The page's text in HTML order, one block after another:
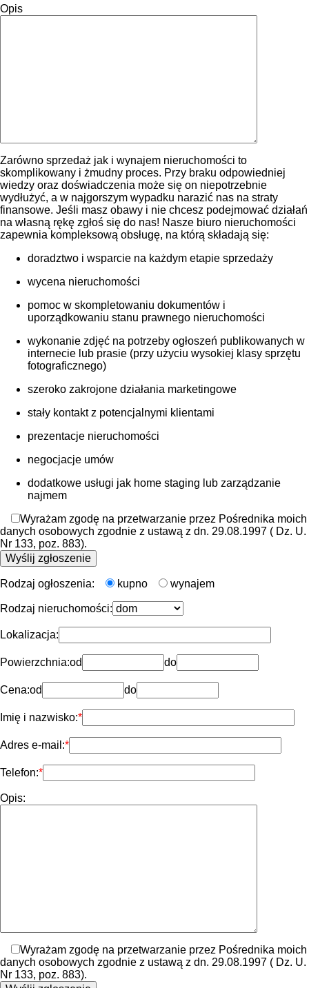
Opis
Zarówno sprzedaż jak i wynajem nieruchomości to
skomplikowany i żmudny proces. Przy braku odpowiedniej
wiedzy oraz doświadczenia może się on niepotrzebnie
wydłużyć, a w najgorszym wypadku narazić nas na straty
finansowe. Jeśli masz obawy i nie chcesz podejmować działań
na własną rękę zgłoś się do nas! Nasze biuro nieruchomości
zapewnia kompleksową obsługę, na którą składają się:
doradztwo i wsparcie na każdym etapie sprzedaży
wycena nieruchomości
pomoc w skompletowaniu dokumentów i
uporządkowaniu stanu prawnego nieruchomości
wykonanie zdjęć na potrzeby ogłoszeń publikowanych w
internecie lub prasie (przy użyciu wysokiej klasy sprzętu
fotograficznego)
szeroko zakrojone działania marketingowe
stały kontakt z potencjalnymi klientami
prezentacje nieruchomości
negocjacje umów
dodatkowe usługi jak home staging lub zarządzanie
najmem
Wyrażam zgodę na przetwarzanie przez Pośrednika moich
danych osobowych zgodnie z ustawą z dn. 29.08.1997 ( Dz. U.
Nr 133, poz. 883).
Rodzaj ogłoszenia: kupno wynajem
Rodzaj nieruchomości:
Lokalizacja:
Powierzchnia:od do
Cena:od do
Imię i nazwisko:
Adres e-mail:
Telefon:
Opis:
Wyrażam zgodę na przetwarzanie przez Pośrednika moich
danych osobowych zgodnie z ustawą z dn. 29.08.1997 ( Dz. U.
Nr 133, poz. 883).